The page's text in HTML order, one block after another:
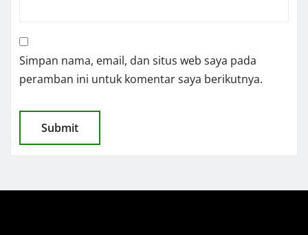
Simpan nama, email, dan situs web saya pada
peramban ini untuk komentar saya berikutnya.